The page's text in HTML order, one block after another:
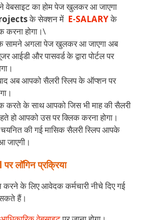
का होम पेज खुलकर आ जाएगा
के सेक्शन में E-SALARYके
करना होगा।\
सामने अगला पेज खुलकर आ जाएगा अब
आईडी और पासवर्ड के द्वारा पोर्टल पर
अब आपको सैलरी स्लिप के ऑप्शन पर
करते के साथ आपको जिस भी माह की सैलरी
हो आपको उस पर क्लिक करना होगा।
चयनित की गई मासिक सैलरी स्लिप आपके
लॉगिन प्रक्रिया
करने के लिए आवेदक कर्मचारी नीचे दिए गई
हैं।